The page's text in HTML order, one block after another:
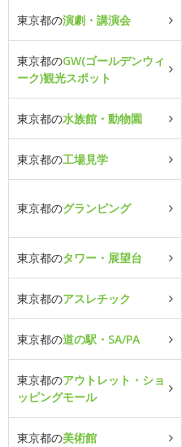
東京都の演劇・講演会
東京都のGW(ゴールデンウィ
ーク)観光スポット
東京都の水族館・動物園
東京都の工場見学
東京都のグランピング
東京都のタワー・展望台
東京都のアスレチック
東京都の道の駅・SA/PA
東京都のアウトレット・ショ
ッピングモール
東京都の美術館